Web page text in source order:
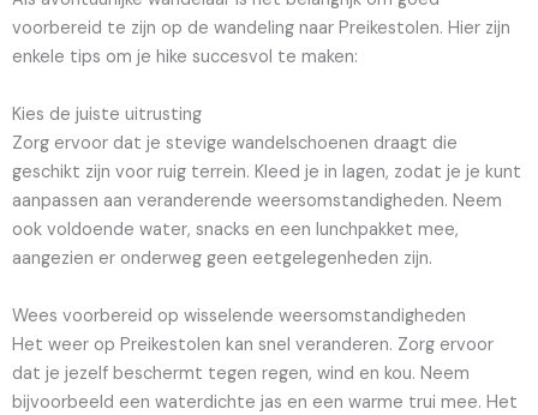
voorbereid te zijn op de wandeling naar Preikestolen. Hier zijn
enkele tips om je hike succesvol te maken:
Kies de juiste uitrusting
Zorg ervoor dat je stevige wandelschoenen draagt die
geschikt zijn voor ruig terrein. Kleed je in lagen, zodat je je kunt
aanpassen aan veranderende weersomstandigheden. Neem
ook voldoende water, snacks en een lunchpakket mee,
aangezien er onderweg geen eetgelegenheden zijn.
Wees voorbereid op wisselende weersomstandigheden
Het weer op Preikestolen kan snel veranderen. Zorg ervoor
dat je jezelf beschermt tegen regen, wind en kou. Neem
bijvoorbeeld een waterdichte jas en een warme trui mee. Het